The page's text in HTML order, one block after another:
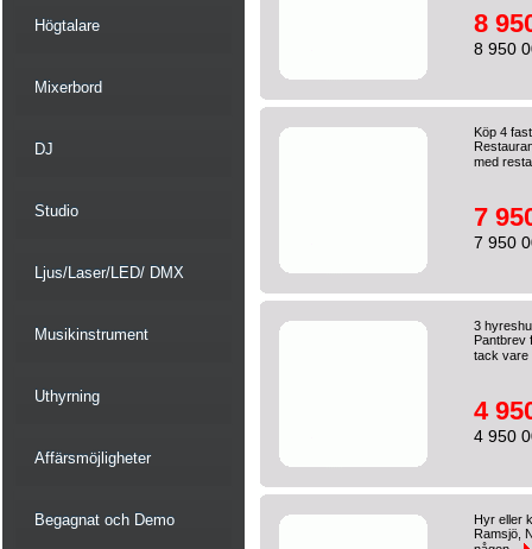
Högtalare
Mixerbord
DJ
Studio
Ljus/Laser/LED/ DMX
Musikinstrument
Uthyrning
Affärsmöjligheter
Begagnat och Demo
8
8 950
Köp 4
med
7
7 950
3
Pantbrev
tack vare
4
4 950
Hyr eller
Ramsjö,